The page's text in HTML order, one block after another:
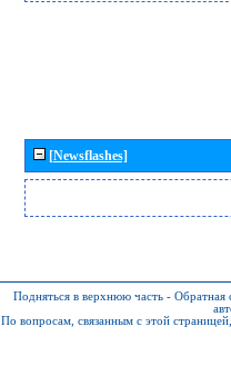
[Newsflashes]
Подняться в верхнюю часть - Обратная
По вопросам, связанным с этой